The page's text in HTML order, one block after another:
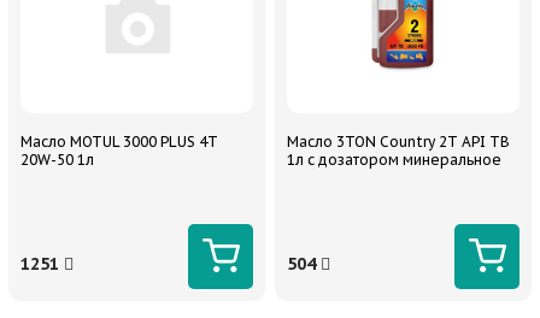
Масло MOTUL 3000 PLUS 4T
20W-50 1л
1251
Масло 3TON Country 2T API TB
1л с дозатором минеральное
504